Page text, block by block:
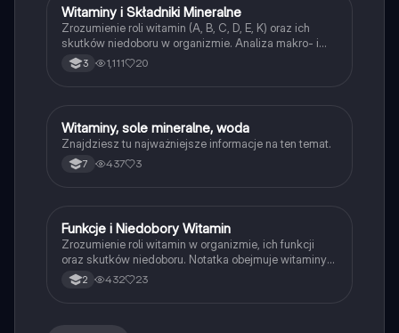
Biologia
Witaminy i Składniki Mineralne
Zrozumienie roli witamin (A, B, C, D, E, K) oraz ich
skutków niedoboru w organizmie. Analiza makro- i
mikroelementów, bilansu wodnego oraz funkcji wody
w organizmach. Idealne dla studentów biologii i
3 1,111 20
Biologia
Witaminy, sole mineralne, woda
Znajdziesz tu najważniejsze informacje na ten temat.
7 437 3
Biologia
Funkcje i Niedobory Witamin
Zrozumienie roli witamin w organizmie, ich funkcji
oraz skutków niedoboru. Notatka obejmuje witaminy
rozpuszczalne w wodzie i tłuszczach, ich źródła oraz
wpływ na zdrowie. Idealna dla studentów biologii i
2 432 23